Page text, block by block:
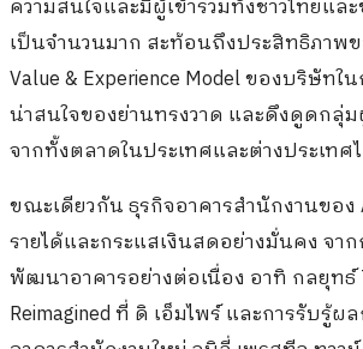
ความสนใจและมีผู้เข้าร่วมทั้งชาวไทยแล
เป็นจำนวนมาก สะท้อนถึงประสิทธิภาพ
Value & Experience Model ของบริษัทใ
น่าสนใจของย่านทรงวาด และดึงดูดกลุ่
จากทั้งตลาดในประเทศและต่างประเทศ
ขณะเดียวกัน ธุรกิจอาคารสำนักงานของ
รายได้และกระแสเงินสดอย่างมั่นคง จา
พัฒนาอาคารอย่างต่อเนื่อง อาทิ กลยุทธ์
Reimagined ที่ ดิ เอ็มไพร์ และการรับรู้ผ